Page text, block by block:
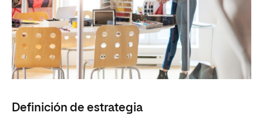
Definición de estrategia